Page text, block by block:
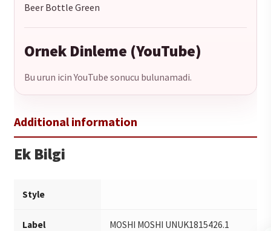
Beer Bottle Green
Ornek Dinleme (YouTube)
Bu urun icin YouTube sonucu bulunamadi.
Ek Bilgi
Style
Label MOSHI MOSHI UNUK1815426.1